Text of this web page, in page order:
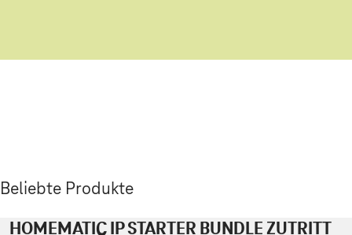
Beliebte Produkte
HOMEMATIC IP STARTER BUNDLE ZUTRITT